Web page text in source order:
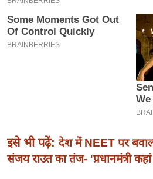
इ
म
ई
सा
ल
इसे भी पढ़ें: देश में NEET पर
संजय राउत का तंज- 'प्रधानमंत्री